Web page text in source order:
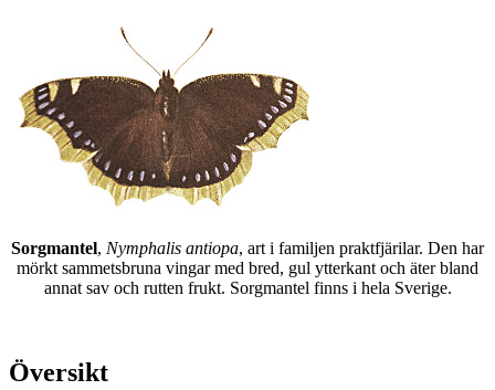
Sorgmantel, Nymphalis antiopa, art i familjen praktfjärilar. Den har
mörkt sammetsbruna vingar med bred, gul ytterkant och äter bland
annat sav och rutten frukt. Sorgmantel finns i hela Sverige.
Översikt